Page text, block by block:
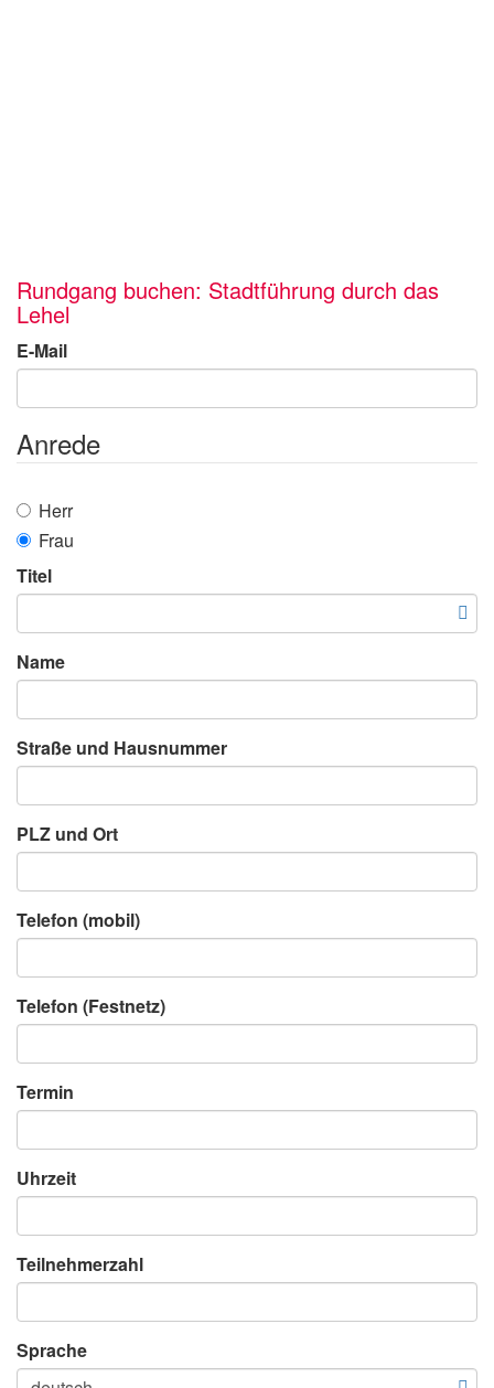
Rundgang buchen: Stadtführung durch das
Lehel
E-Mail
Anrede
Herr
Frau
Titel
Name
Straße und Hausnummer
PLZ und Ort
Telefon (mobil)
Telefon (Festnetz)
Termin
Uhrzeit
Teilnehmerzahl
Sprache